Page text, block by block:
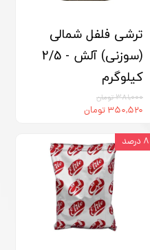
ترشی فلفل شمالی
(سوزنی) آلش - 2/5
کیلوگرم
۳۸۱,۰۰۰ تومان
۳۵۰,۵۲۰ تومان
۸ درصد